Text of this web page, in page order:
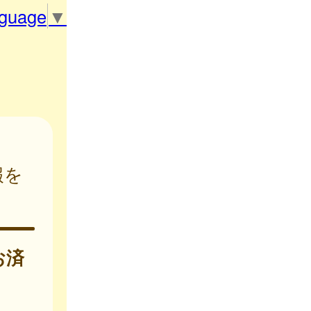
▼
済